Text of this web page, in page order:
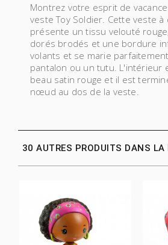
Montrez votre esprit de
veste Toy Soldier. Cette veste à
présente un tissu velouté
dorés brodés et une bordure
volants et se marie
pantalon ou un tutu. L'intérieur
beau satin rouge et il est
nœud au dos de la veste.
30 AUTRES PRODUITS DANS LA